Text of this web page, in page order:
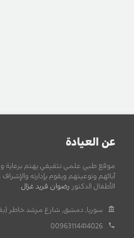
عن العيادة
موقع طبي علمي تثقيفي يهتم برعاية
آبائهم وتوعيتهم ويقوم بإدارته
الأطفال الدكتور رضوان فريد غزال
سوريا, دمشق, شارع مرشد خاطر
00963114414026